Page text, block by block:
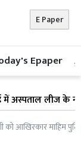
E Paper
Epaper
अस्पताल लीज के
आखिरकार माहिम